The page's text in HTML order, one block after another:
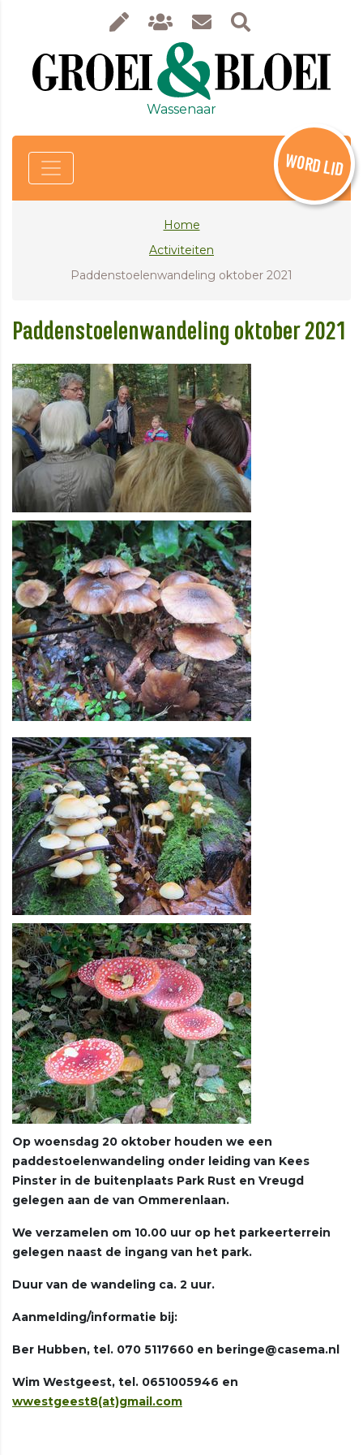
Wassenaar
WORD LID
Home
Activiteiten
Paddenstoelenwandeling oktober 2021
Paddenstoelenwandeling oktober 2021
Op woensdag 20 oktober houden we een
paddestoelenwandeling onder leiding van Kees
Pinster in de buitenplaats Park Rust en Vreugd
gelegen aan de van Ommerenlaan.
We verzamelen om 10.00 uur op het parkeerterrein
gelegen naast de ingang van het park.
Duur van de wandeling ca. 2 uur.
Aanmelding/informatie bij:
Ber Hubben, tel. 070 5117660 en beringe@casema.nl
Wim Westgeest, tel. 0651005946 en
wwestgeest8(at)gmail.com